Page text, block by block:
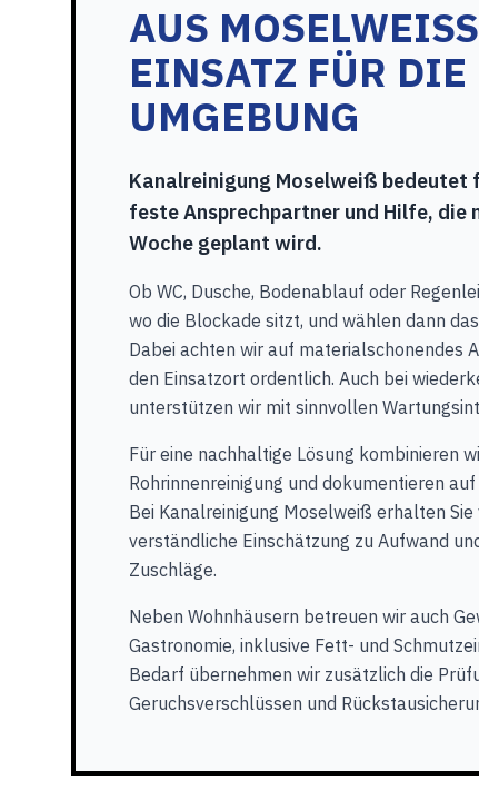
AUS MOSELWEISS
INSATZ FÜR DIE U
MGEBUNG
Kanalreinigung Moselweiß bedeutet
feste Ansprechpartner und Hilfe, die
Woche geplant wird.
Ob WC, Dusche, Bodenablauf oder
wo die Blockade sitzt, und wählen dann
Dabei achten wir auf materialschonendes
den Einsatzort ordentlich. Auch bei
unterstützen wir mit sinnvollen
Für eine nachhaltige Lösung kombinieren
Rohrinnenreinigung und dokumentieren
Bei Kanalreinigung Moselweiß erhalten Sie
verständliche Einschätzung zu Aufwand
Zuschläge.
Neben Wohnhäusern betreuen wir auch
Gastronomie, inklusive Fett- und
Bedarf übernehmen wir zusätzlich die
Geruchsverschlüssen und